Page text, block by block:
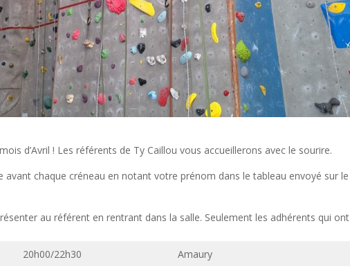
d’Avril ! Les référents de Ty Caillou vous accueillerons avec le sourire.
avant chaque créneau en notant votre prénom dans le tableau envoyé sur le
au référent en rentrant dans la salle. Seulement les adhérents qui ont
20h00/22h30
Amaury